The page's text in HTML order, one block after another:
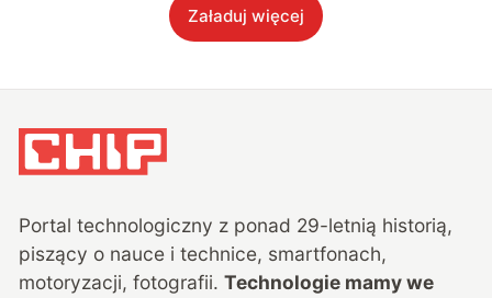
Załaduj więcej
Portal technologiczny z ponad 29-letnią historią,
piszący o nauce i technice, smartfonach,
motoryzacji, fotografii. Technologie mamy we